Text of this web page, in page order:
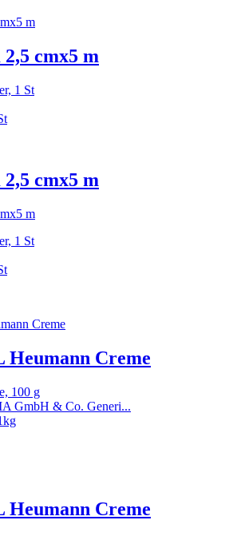
cmx5 m
1 St
cmx5 m
1 St
Heumann Creme
100 g
GmbH & Co. Generi...
Heumann Creme